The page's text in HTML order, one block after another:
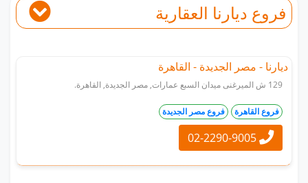
فروع ديارنا العقارية
ديارنا - مصر الجديدة - القاهرة
129 ش الميرغنى ميدان السبع عمارات, مصر الجديدة, القاهرة.
فروع القاهرة فروع مصر الجديدة